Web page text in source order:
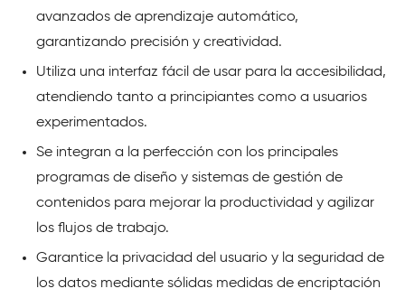
avanzados de aprendizaje automático,
garantizando precisión y creatividad.
Utiliza una interfaz fácil de usar para la accesibilidad,
atendiendo tanto a principiantes como a usuarios
experimentados.
Se integran a la perfección con los principales
programas de diseño y sistemas de gestión de
contenidos para mejorar la productividad y agilizar
los flujos de trabajo.
Garantice la privacidad del usuario y la seguridad de
los datos mediante sólidas medidas de encriptación